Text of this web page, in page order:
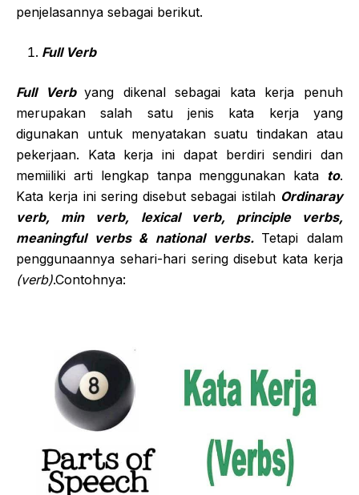
penjelasannya sebagai berikut.
Full Verb
Full Verbyang dikenal sebagai kata kerja penuh
merupakan salah satu jenis kata kerja yang
digunakan untuk menyatakan suatu tindakan atau
pekerjaan. Kata kerja ini dapat berdiri sendiri dan
memiiliki arti lengkap tanpa menggunakan kata to.
Kata kerja ini sering disebut sebagai istilah Ordinaray
verb, min verb, lexical verb, principle verbs,
meaningful verbs & national verbs. Tetapi dalam
penggunaannya sehari-hari sering disebut kata kerja
(verb).Contohnya: